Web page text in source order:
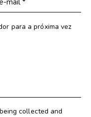
para a próxima vez
collected and